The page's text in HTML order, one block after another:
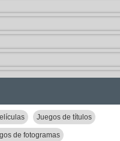
Juegos de títulos
de fotogramas